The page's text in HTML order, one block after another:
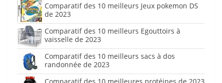
Comparatif des 10 meilleurs Jeux pokemon DS
de 2023
Comparatif des 10 meilleurs Egouttoirs à
vaisselle de 2023
Comparatif des 10 meilleurs sacs à dos
randonnée de 2023